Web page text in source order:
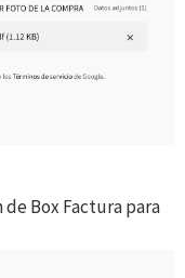
Box Factura para